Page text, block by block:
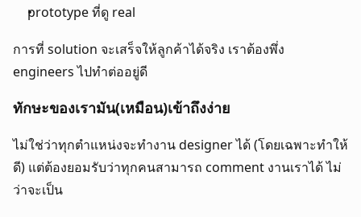
prototype ที่ดู real
การที่ solution จะเสร็จให้ลูกค้าได้จริง เราต้องพึ่ง
engineers ไปทำต่ออยู่ดี
ทักษะของเรามัน(เหมือน)เข้าถึงง่าย
ไม่ใช่ว่าทุกตำแหน่งจะทำงาน designer ได้ (โดยเฉพาะทำให้
ดี) แต่ต้องยอมรับว่าทุกคนสามารถ comment งานเราได้ ไม่
ว่าจะเป็น